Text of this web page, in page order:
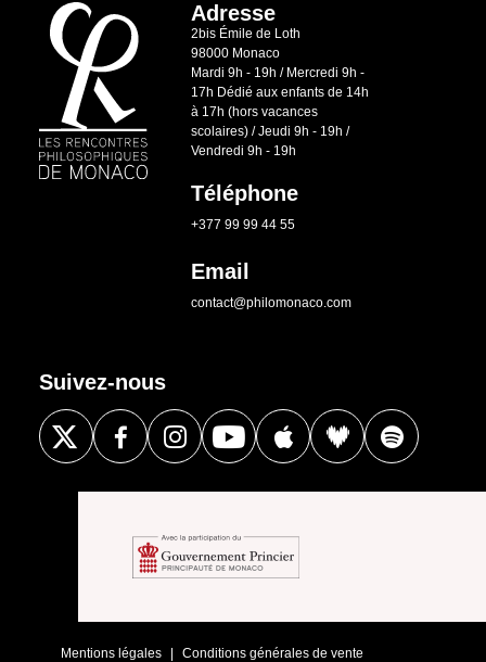
Adresse
2bis Émile de Loth
98000 Monaco
Mardi 9h - 19h / Mercredi 9h -
17h Dédié aux enfants de 14h
à 17h (hors vacances
scolaires) / Jeudi 9h - 19h /
Vendredi 9h - 19h
Téléphone
+377 99 99 44 55
Email
contact@philomonaco.com
Suivez-nous
Mentions légales Conditions générales de vente